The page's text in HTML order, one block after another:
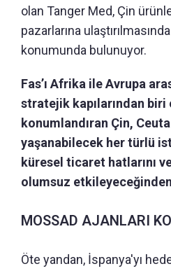
olan Tanger Med, Çin
pazarlarına
konumunda bulunuyor.
Fas’ı Afrika ile Avrupa
stratejik kapılarından biri
konumlandıran Çin,
yaşanabilecek her türlü
küresel ticaret hatlarını ve
olumsuz
MOSSAD AJANLARI
Öte yandan, İspanya'yı